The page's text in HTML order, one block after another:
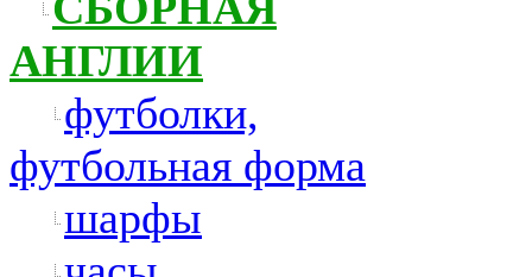
АНГЛИИ
футболки,
футбольная форма
шарфы